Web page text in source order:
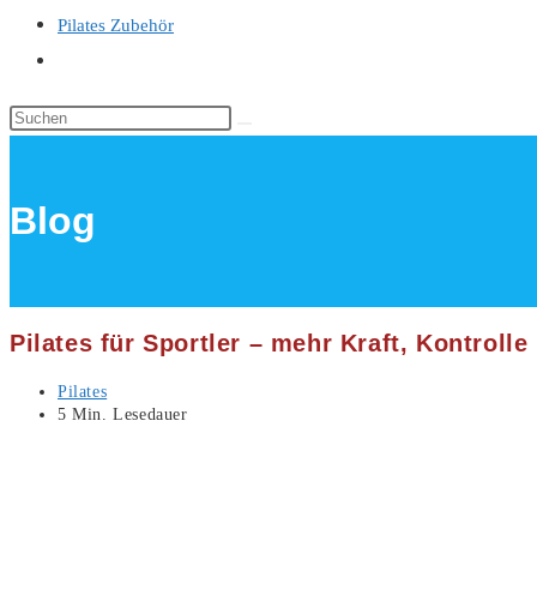
Pilates Zubehör
umschalten
Diese
Blog
Pilates für Sportler – mehr Kraft, Kontrolle
Beitrags-
Kategorie:
Pilates
Lesedauer:
5 Min. Lesedauer